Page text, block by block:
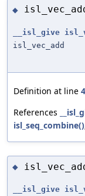
◆
__isl_give
isl_vec_add
Definition at line
References
isl_seq_combine()
◆
__isl_give